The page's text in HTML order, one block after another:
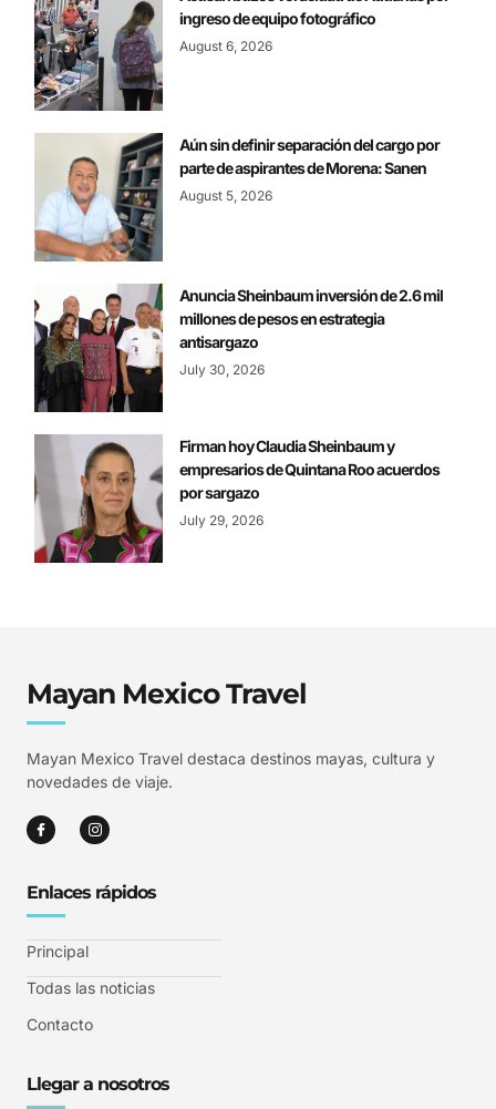
ingreso de equipo fotográfico
August 6, 2026
Aún sin definir separación del cargo por
parte de aspirantes de Morena: Sanen
August 5, 2026
Anuncia Sheinbaum inversión de 2.6 mil
millones de pesos en estrategia
antisargazo
July 30, 2026
Firman hoy Claudia Sheinbaum y
empresarios de Quintana Roo acuerdos
por sargazo
July 29, 2026
Mayan Mexico Travel
Mayan Mexico Travel destaca destinos mayas, cultura y
novedades de viaje.
Enlaces rápidos
Principal
Todas las noticias
Contacto
Llegar a nosotros